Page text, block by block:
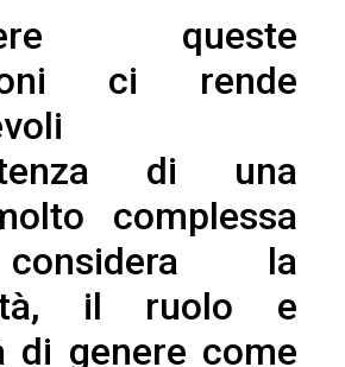
queste
ci rende
di una
complessa
la
il ruolo e
di genere come